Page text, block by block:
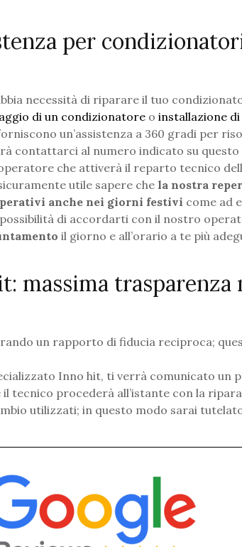
per
necessità di riparare il tuo
di un condizionatoreo installazione
un’assistenza a 360 gradi per
contattarci al numero indicato su
che attiverà il reparto tecnico
utile sapere che la nostra
anche nei giorni festivi come ad
di accordarti con il nostro
il giorno e all’orario a te più
massima trasparenza
un rapporto di fiducia reciproca;
Inno hit, ti verrà comunicato un
tecnico procederà all’istante con la
utilizzati; in questo modo sarai